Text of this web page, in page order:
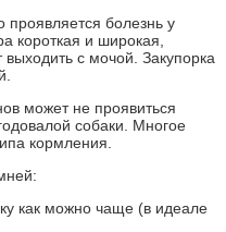
проявляется болезнь у
короткая и широкая,
с мочой. Закупорка
может не проявиться
собаки. Многое
кормления.
как можно чаще (в идеале